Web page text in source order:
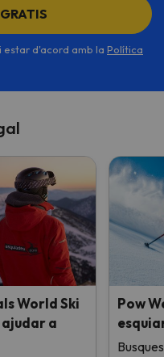
estar d'acord amb la Política
World Ski
a
Pow